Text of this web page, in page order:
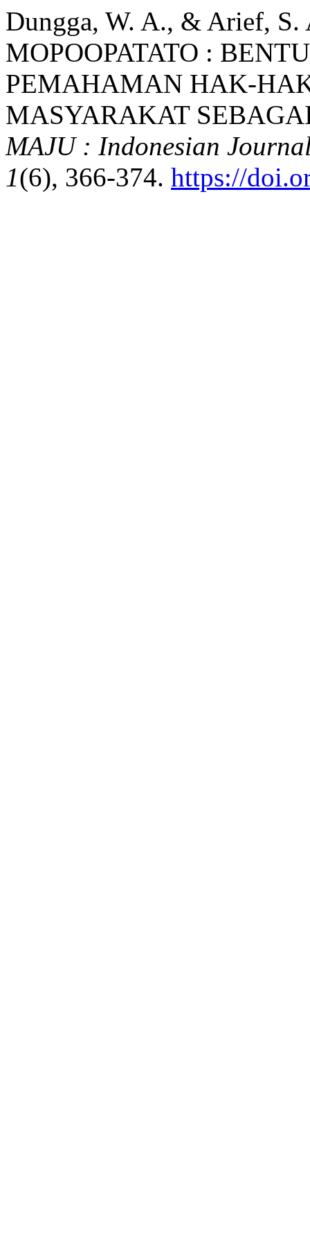
Dungga, W. A., & Arief,
MOPOOPATATO :
PEMAHAMAN HAK-
MASYARAKAT
MAJU : Indonesian
1(6), 366-374. https://